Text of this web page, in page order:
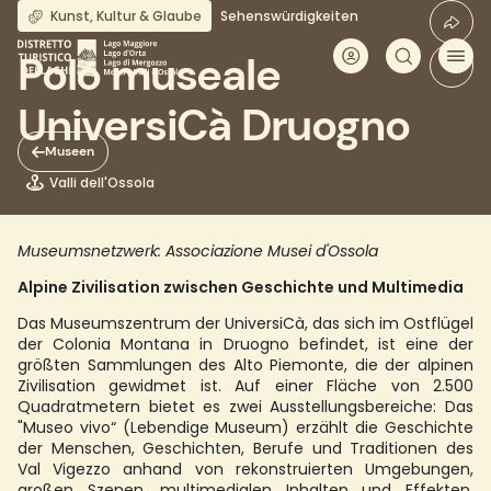
Direkt
zum
Inhalt
Museen
Kunst, Kultur & Glaube Sehenswürdigkeiten
Polo museale
UniversiCà Druogno
Valli dell'Ossola
Museumsnetzwerk: Associazione Musei d'Ossola
Alpine Zivilisation zwischen Geschichte und Multimedia
Das Museumszentrum der UniversiCà, das sich im Ostflügel
der Colonia Montana in Druogno befindet, ist eine der
größten Sammlungen des Alto Piemonte, die der alpinen
Zivilisation gewidmet ist. Auf einer Fläche von 2.500
Quadratmetern bietet es zwei Ausstellungsbereiche: Das
"Museo vivo“ (Lebendige Museum) erzählt die Geschichte
der Menschen, Geschichten, Berufe und Traditionen des
Val Vigezzo anhand von rekonstruierten Umgebungen,